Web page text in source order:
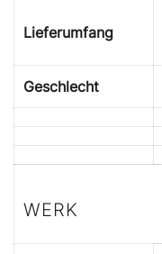
Lieferumfang
Geschlecht
WERK